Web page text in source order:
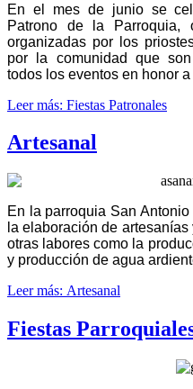
En el mes de junio se
Patrono de la Parroquia,
organizadas por los
por la comunidad que
todos los eventos en honor
Leer más: Fiestas Patronales
Artesanal
En la parroquia San
la elaboración de
otras labores como la
y producción de agua
Leer más: Artesanal
Fiestas